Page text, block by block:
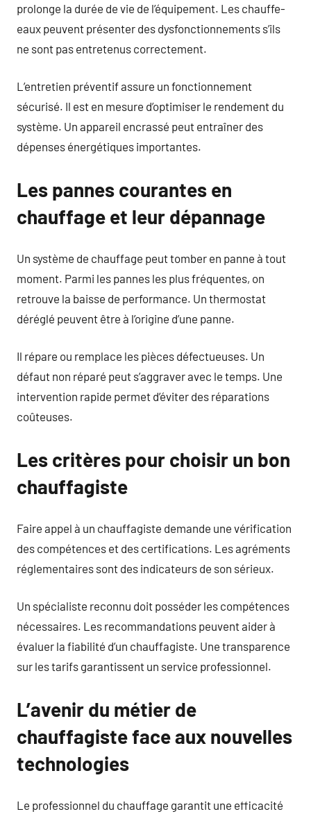
prolonge la durée de vie de l’équipement. Les chauffe-
eaux peuvent présenter des dysfonctionnements s’ils
ne sont pas entretenus correctement.
L’entretien préventif assure un fonctionnement
sécurisé. Il est en mesure d’optimiser le rendement du
système. Un appareil encrassé peut entraîner des
dépenses énergétiques importantes.
Les pannes courantes en
chauffage et leur dépannage
Un système de chauffage peut tomber en panne à tout
moment. Parmi les pannes les plus fréquentes, on
retrouve la baisse de performance. Un thermostat
déréglé peuvent être à l’origine d’une panne.
Il répare ou remplace les pièces défectueuses. Un
défaut non réparé peut s’aggraver avec le temps. Une
intervention rapide permet d’éviter des réparations
coûteuses.
Les critères pour choisir un bon
chauffagiste
Faire appel à un chauffagiste demande une vérification
des compétences et des certifications. Les agréments
réglementaires sont des indicateurs de son sérieux.
Un spécialiste reconnu doit posséder les compétences
nécessaires. Les recommandations peuvent aider à
évaluer la fiabilité d’un chauffagiste. Une transparence
sur les tarifs garantissent un service professionnel.
L’avenir du métier de
chauffagiste face aux nouvelles
technologies
Le professionnel du chauffage garantit une efficacité